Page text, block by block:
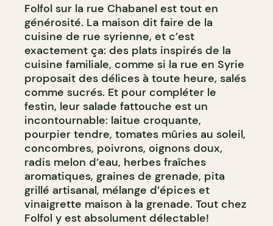
Folfol sur la rue Chabanel est tout en
générosité. La maison dit faire de la
cuisine de rue syrienne, et c’est
exactement ça: des plats inspirés de la
cuisine familiale, comme si la rue en Syrie
proposait des délices à toute heure, salés
comme sucrés. Et pour compléter le
festin, leur salade fattouche est un
incontournable: laitue croquante,
pourpier tendre, tomates mûries au soleil,
concombres, poivrons, oignons doux,
radis melon d’eau, herbes fraîches
aromatiques, graines de grenade, pita
grillé artisanal, mélange d’épices et
vinaigrette maison à la grenade. Tout chez
Folfol y est absolument délectable!